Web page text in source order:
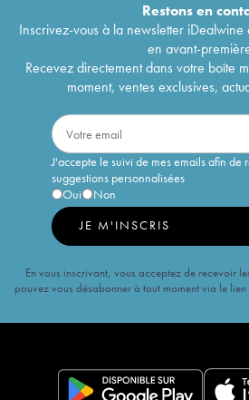
Restons en
Inscrivez-vous à la newsletter
en avant-
Recevez directement dans votre boîte
moment, ventes exclusives,
J'accepte le suivi de mes emails afin de
suggestions personnalisées
Oui
Non
JE M'INSCRIS
En vous inscrivant, vous acceptez de recevoir
pouvez vous désabonner à tout moment via le